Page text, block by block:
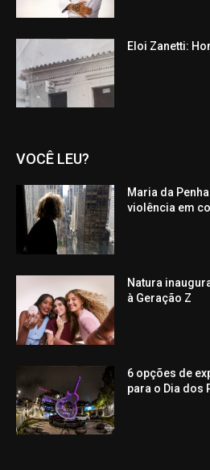
Eloi Zanetti:
VOCÊ LEU?
Maria da
violência em
Natura
à Geração Z
6 opções de
para o Dia dos